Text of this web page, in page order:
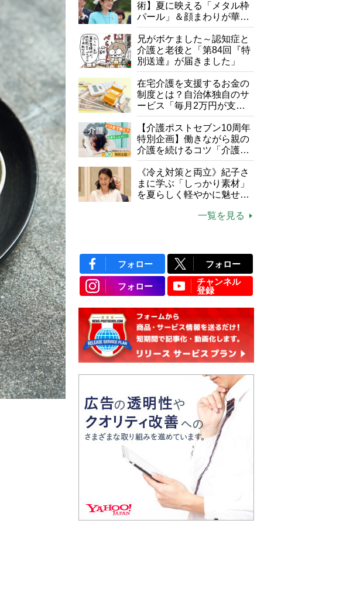
て現在は？
術】夏に映える「メタル枠
パール」＆顔まわりが華や
ぐ「揺れる一粒」の使い分
け方
兄がボケました～認知症と
介護と老後と「第84回『特
別送達』が届きました」
在宅介護を支援するお金の
制度とは？自治体独自のサ
ービス「毎月2万円が支給
される」ケースも【FP解
説】
【介護ポストセブン10周年
特別企画】働きながら親の
介護を続けるコツ「介護は
10年以上続くことも…3つ
のフェーズに分けて考えて
みよう」【社会福祉士解
説】
《冷え対策と両立》紀子さ
まに学ぶ「しっかり素材」
を夏らしく軽やかに魅せる
一覧を見る
フォロー フォロー
フォロー
チャンネル
登録